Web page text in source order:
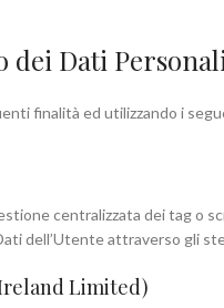
dei Dati Personali
finalità ed utilizzando i
centralizzata dei tag o
dell’Utente attraverso gli
Limited)